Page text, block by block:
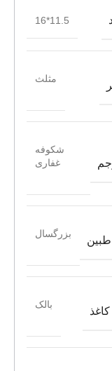
11.5*16
مثلث
شکوفه
غفاری
بزرگسال
بالک